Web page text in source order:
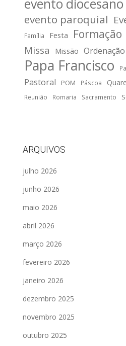
evento diocesano
evento paroquial
Família Festa Formação
Missa Missão Ordenação
Papa Francisco
Pastoral
POM Páscoa
Reunião Romaria Sacramento
ARQUIVOS
julho 2026
junho 2026
maio 2026
abril 2026
março 2026
fevereiro 2026
janeiro 2026
dezembro 2025
novembro 2025
outubro 2025